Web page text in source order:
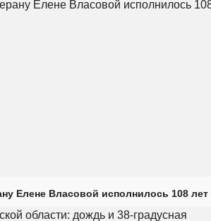
Елене Власовой исполнилось 108 лет